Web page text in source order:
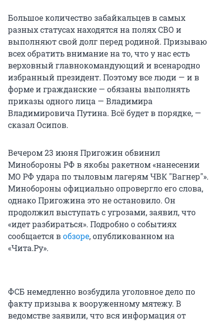
Большое количество забайкальцев в самых
разных статусах находятся на полях СВО и
выполняют свой долг перед родиной. Призываю
всех обратить внимание на то, что у нас есть
верховный главнокомандующий и всенародно
избранный президент. Поэтому все люди — и в
форме и гражданские — обязаны выполнять
приказы одного лица — Владимира
Владимировича Путина. Всё будет в порядке, —
сказал Осипов.
Вечером 23 июня Пригожин обвинил
Минобороны РФ в якобы ракетном «нанесении
МО РФ удара по тыловым лагерям ЧВК "Вагнер"».
Минобороны официально опровергло его слова,
однако Пригожина это не остановило. Он
продолжил выступать с угрозами, заявил, что
«идет разбираться». Подробно о событиях
сообщается вобзоре, опубликованном на
«Чита.Ру».
ФСБ немедленно возбудила уголовное дело по
факту призыва к вооруженному мятежу. В
ведомстве заявили, что вся информация от